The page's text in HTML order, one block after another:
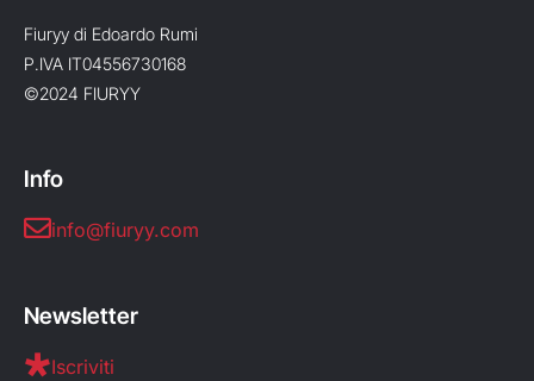
Fiuryy di Edoardo Rumi
P.IVA IT04556730168
©2024 FIURYY
Info
info@fiuryy.com
Newsletter
Iscriviti